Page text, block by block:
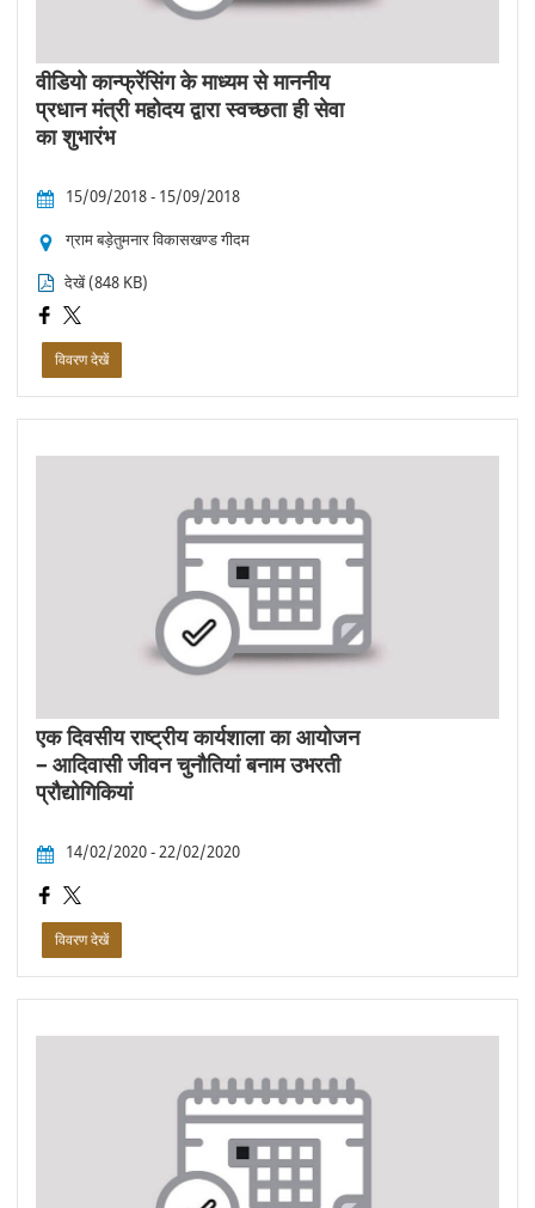
वीडियो कान्फ्रेंसिंग के माध्यम से माननीय
प्रधान मंत्री महोदय द्वारा स्वच्छता ही सेवा
का शुभारंभ
15/09/2018 - 15/09/2018
ग्राम बड़ेतुमनार विकासखण्ड गीदम
देखें (848 KB)
विवरण देखें
एक दिवसीय राष्ट्रीय कार्यशाला का आयोजन
– आदिवासी जीवन चुनौतियां बनाम उभरती
प्रौद्योगिकियां
14/02/2020 - 22/02/2020
विवरण देखें